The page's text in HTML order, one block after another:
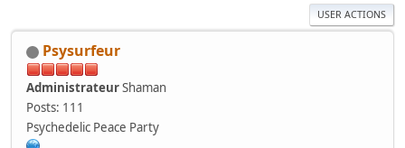
USER ACTIONS
Psysurfeur
AdministrateurShaman
Posts: 111
Psychedelic Peace Party